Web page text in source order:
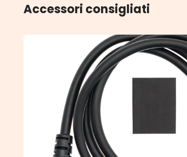
Accessori consigliati